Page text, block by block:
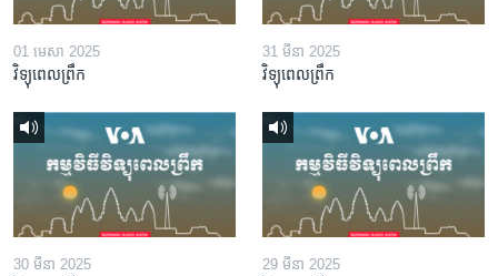
01 មេសា 2025
វិទ្យុពេលព្រឹក
31 មីនា 2025
វិទ្យុពេលព្រឹក
30 មីនា 2025 29 មីនា 2025